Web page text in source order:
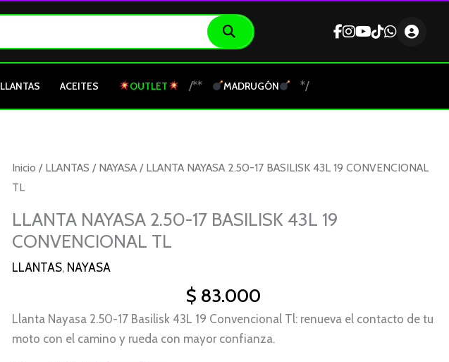
LLANTAS ACEITES OUTLET /** MADRUGÓN */
Inicio / LLANTAS / NAYASA/ LLANTA NAYASA 2.50-17 BASILISK 43L 19 CONVENCIONAL
TL
LLANTA NAYASA 2.50-17 BASILISK 43L 19
CONVENCIONAL TL
LLANTAS, NAYASA
$ 83.000
Llanta Nayasa 2.50-17 Basilisk 43L 19 Convencional Tl: renueva el contacto de tu
moto con el camino y rueda con mayor confianza.
LLANTA
NAYASA
17
BASILISK
43L
TL
cantidad